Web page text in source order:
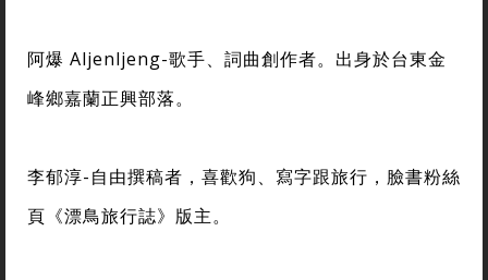
阿爆 Aljenljeng-歌手、詞曲創作者。出身於台東金
峰鄉嘉蘭正興部落。
李郁淳-自由撰稿者，喜歡狗、寫字跟旅行，臉書粉絲
頁《漂鳥旅行誌》版主。